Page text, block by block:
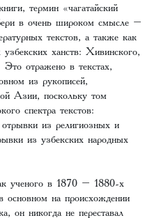
термин «чагатайский
в очень широком смысле –
текстов, а также как
ханств: Хивинского,
отражено в текстах,
из рукописей,
Азии, поскольку том
спектра текстов:
из религиозных и
из узбекских народных
ученого в 1870 – 1880-х
основном на происхождении
он никогда не переставал